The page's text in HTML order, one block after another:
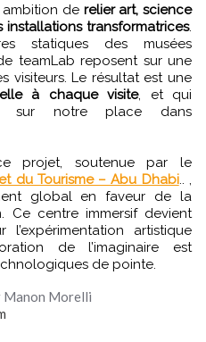
ambition de relier art, science
transformatrices.
statiques des musées
teamLab reposent sur une
visiteurs. Le résultat est une
à chaque visite, et qui
sur notre place dans
projet, soutenue par le
du Tourisme – Abu Dhabi.. ,
global en faveur de la
Ce centre immersif devient
artistique
de l’imaginaire est
de pointe.
Manon Morelli